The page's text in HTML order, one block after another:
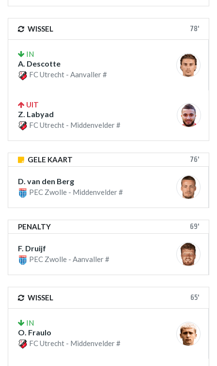
WISSEL 78'
IN
A. Descotte
FC Utrecht - Aanvaller #
UIT
Z. Labyad
FC Utrecht - Middenvelder #
GELE KAART 76'
D. van den Berg
PEC Zwolle - Middenvelder #
PENALTY 69'
F. Druijf
PEC Zwolle - Aanvaller #
WISSEL 65'
IN
O. Fraulo
FC Utrecht - Middenvelder #